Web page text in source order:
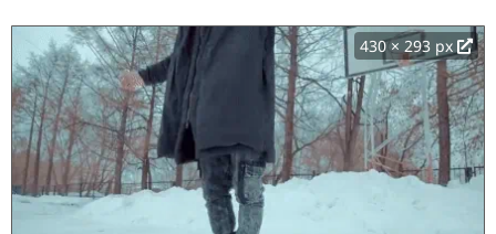
430 × 293 px